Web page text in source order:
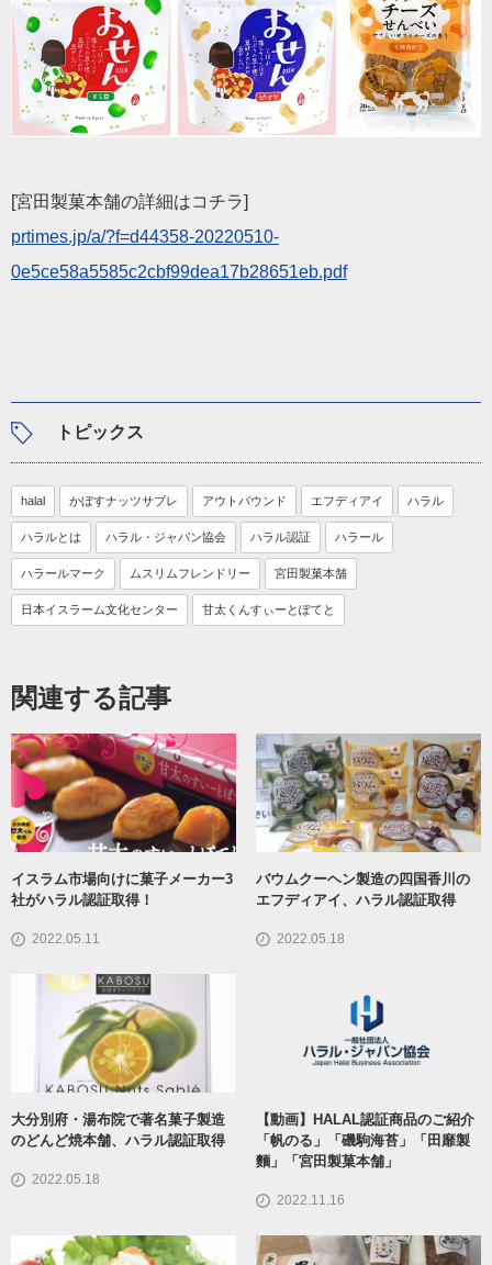
[宮田製菓本舗の詳細はコチラ]
prtimes.jp/a/?f=d44358-20220510-
0e5ce58a5585c2cbf99dea17b28651eb.pdf
トピックス
halal かぼすナッツサブレ アウトバウンド エフディアイ ハラル
ハラルとは ハラル・ジャパン協会 ハラル認証 ハラール
ハラールマーク ムスリムフレンドリー 宮田製菓本舗
日本イスラーム文化センター 甘太くんすぃーとぽてと
関連する記事
イスラム市場向けに菓子メーカー3
社がハラル認証取得！
2022.05.11
バウムクーヘン製造の四国香川の
エフディアイ、ハラル認証取得
2022.05.18
大分別府・湯布院で著名菓子製造
のどんど焼本舗、ハラル認証取得
2022.05.18
【動画】HALAL認証商品のご紹介
「帆のる」「磯駒海苔」「田靡製
麵」「宮田製菓本舗」
2022.11.16